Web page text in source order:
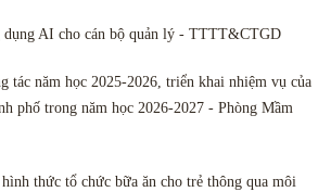
dụng AI cho cán bộ quản lý - TTTT&CTGD
tác năm học 2025-2026, triển khai nhiệm vụ của
phố trong năm học 2026-2027 - Phòng Mầm
thức tổ chức bữa ăn cho trẻ thông qua môi